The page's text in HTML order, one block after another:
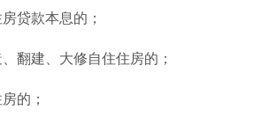
贷款本息的；
、翻建、大修自住住房的；
的；